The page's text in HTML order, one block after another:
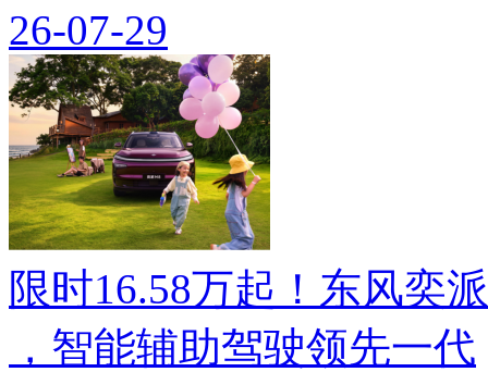
26-07-29
限时16.58万起！东风奕
，智能辅助驾驶领先一代